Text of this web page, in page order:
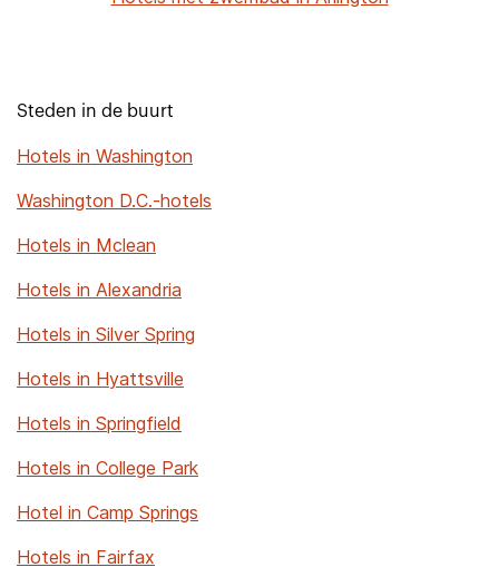
Steden in de buurt
Hotels in Washington
Washington D.C.-hotels
Hotels in Mclean
Hotels in Alexandria
Hotels in Silver Spring
Hotels in Hyattsville
Hotels in Springfield
Hotels in College Park
Hotel in Camp Springs
Hotels in Fairfax